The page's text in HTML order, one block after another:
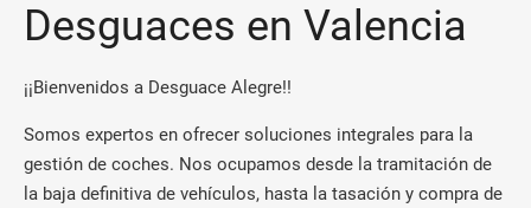
Desguaces en Valencia
¡¡Bienvenidos a Desguace Alegre!!
Somos expertos en ofrecer soluciones integrales para la
gestión de coches. Nos ocupamos desde la tramitación de
la baja definitiva de vehículos, hasta la tasación y compra de